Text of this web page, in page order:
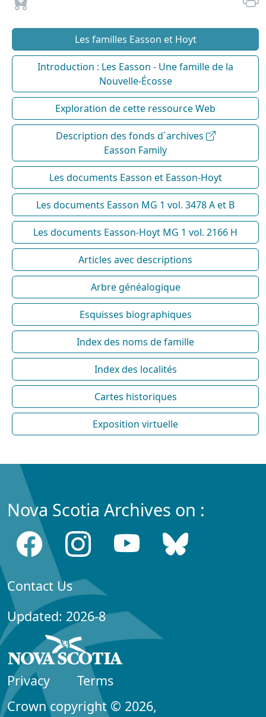
Les familles Easson et Hoyt
Introduction : Les Easson - Une famille de la
Nouvelle-Écosse
Exploration de cette ressource Web
Description des fonds d´archives
Easson Family
Les documents Easson et Easson-Hoyt
Les documents Easson MG 1 vol. 3478 A et B
Les documents Easson-Hoyt MG 1 vol. 2166 H
Articles avec descriptions
Arbre généalogique
Esquisses biographiques
Index des noms de famille
Index des localités
Cartes historiques
Exposition virtuelle
Nova Scotia Archives on :
Contact Us
Updated: 2026-8
Privacy
Terms
Crown copyright © 2026,